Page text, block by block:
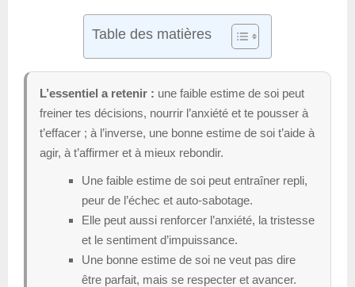
Table des matières
L’essentiel a retenir : une faible estime de soi peut
freiner tes décisions, nourrir l’anxiété et te pousser à
t’effacer ; à l’inverse, une bonne estime de soi t’aide à
agir, à t’affirmer et à mieux rebondir.
Une faible estime de soi peut entraîner repli,
peur de l’échec et auto-sabotage.
Elle peut aussi renforcer l’anxiété, la tristesse
et le sentiment d’impuissance.
Une bonne estime de soi ne veut pas dire
être parfait, mais se respecter et avancer.